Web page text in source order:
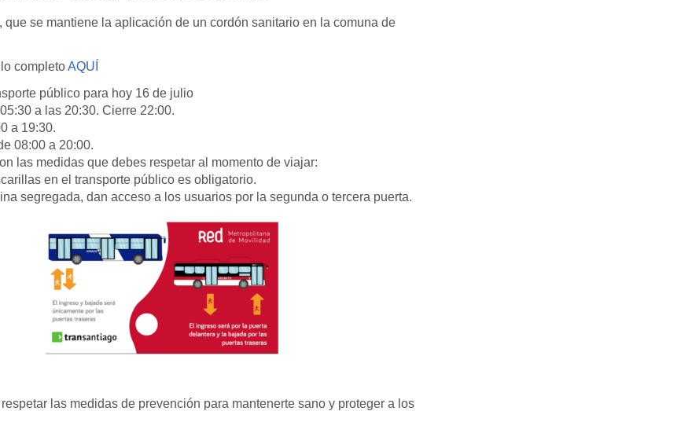
que se mantiene la aplicación de un cordón sanitario en la comuna de
completoAQUÍ
público para hoy 16 de julio
a las 20:30. Cierre 22:00.
a 19:30.
08:00 a 20:00.
las medidas que debes respetar al momento de viajar:
en el transporte público es obligatorio.
segregada, dan acceso a los usuarios por la segunda o tercera puerta.
las medidas de prevención para mantenerte sano y proteger a los